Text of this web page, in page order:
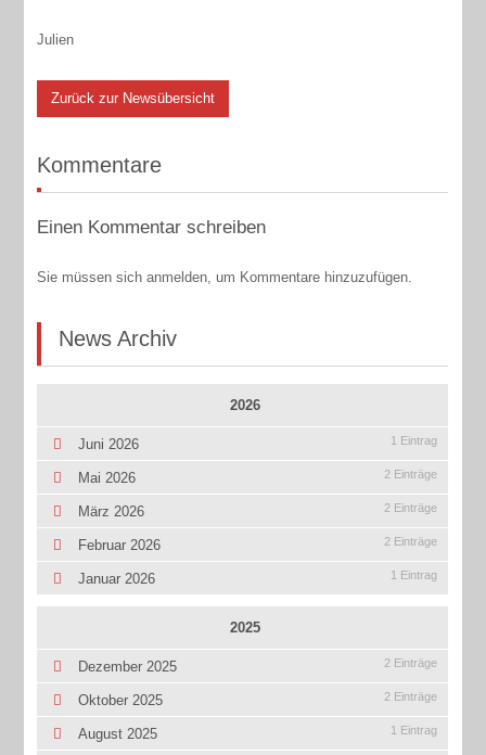
Julien
Zurück zur Newsübersicht
Kommentare
Einen Kommentar schreiben
Sie müssen sich anmelden, um Kommentare hinzuzufügen.
News Archiv
2026
Juni 2026 1 Eintrag
Mai 2026 2 Einträge
März 2026 2 Einträge
Februar 2026 2 Einträge
Januar 2026 1 Eintrag
2025
Dezember 2025 2 Einträge
Oktober 2025 2 Einträge
August 2025 1 Eintrag